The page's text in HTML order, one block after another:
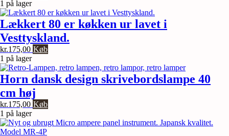
antal
1 på lager
Lækkert 80 er køkken ur lavet i
Vesttyskland.
kr.175,00 Køb
1 på lager
Horn dansk design skrivebordslampe 40
cm høj
kr.175,00 Køb
1 på lager